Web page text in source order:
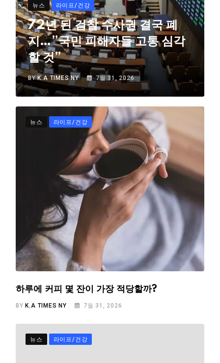
뉴스 라이프/건강
72년 된 검찰 수사권 결국 폐
지…”국민 피해자들 고통 심각
할 것”
BYK.A TIMES NY 7월 31, 2026
뉴스 라이프/건강
하루에 커피 몇 잔이 가장 적당할까?
BYK.A TIMES NY 7월 31, 2026
뉴스 라이프/건강